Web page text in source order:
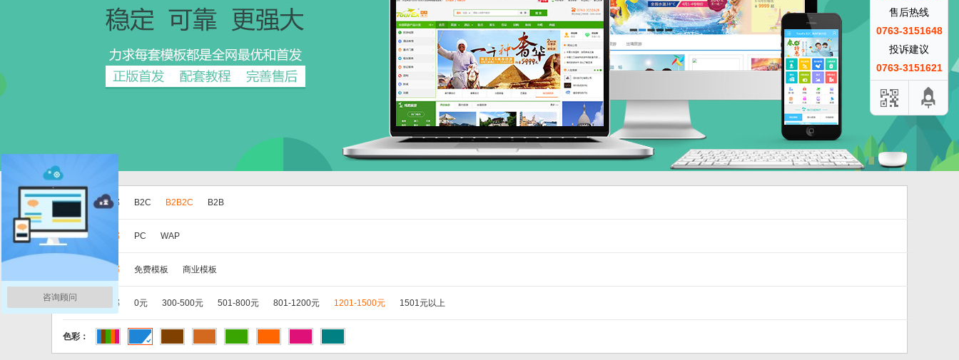
版本： 全部 B2C B2B2C B2B
分类： 全部 PC WAP
全部 免费模板 商业模板
价格： 全部 0元 300-500元 501-800元 801-1200元 1201-1500元 1501元以上
色彩：
售后热线
0763-3151648
投诉建议
0763-3151621
咨询顾问